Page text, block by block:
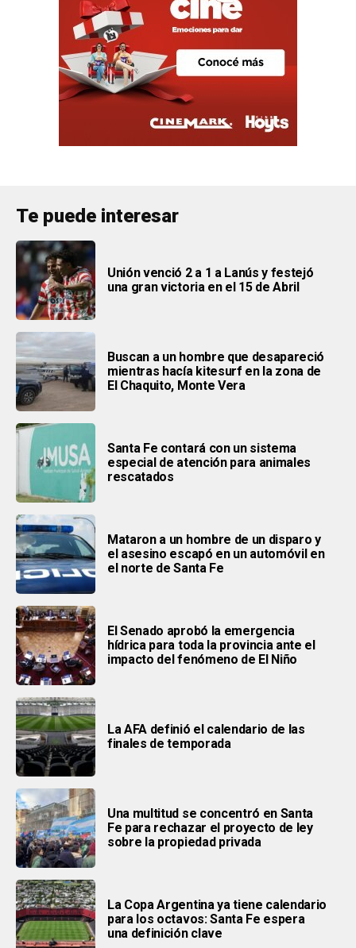
Te puede interesar
Unión venció 2 a 1 a Lanús y festejó
una gran victoria en el 15 de Abril
Buscan a un hombre que desapareció
mientras hacía kitesurf en la zona de
El Chaquito, Monte Vera
Santa Fe contará con un sistema
especial de atención para animales
rescatados
Mataron a un hombre de un disparo y
el asesino escapó en un automóvil en
el norte de Santa Fe
El Senado aprobó la emergencia
hídrica para toda la provincia ante el
impacto del fenómeno de El Niño
La AFA definió el calendario de las
finales de temporada
Una multitud se concentró en Santa
Fe para rechazar el proyecto de ley
sobre la propiedad privada
La Copa Argentina ya tiene calendario
para los octavos: Santa Fe espera
una definición clave